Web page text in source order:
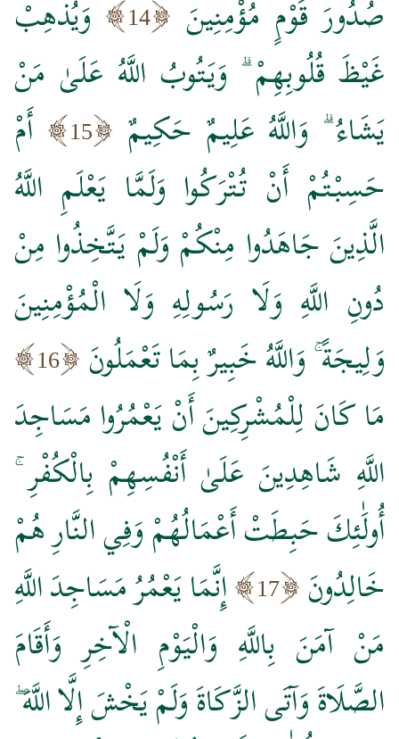
صُدُورَ قَوْمٍ مُؤْمِنِينَ 14
وَيُذْهِبْ
غَيْظَ قُلُوبِهِمْ ۗ وَيَتُوبُ اللَّهُ عَلَىٰ مَنْ
يَشَاءُ ۗ وَاللَّهُ عَلِيمٌ حَكِيمٌ
15
أَمْ
حَسِبْتُمْ أَنْ تُتْرَكُوا وَلَمَّا يَعْلَمِ اللَّهُ
الَّذِينَ جَاهَدُوا مِنْكُمْ وَلَمْ يَتَّخِذُوا مِنْ
دُونِ اللَّهِ وَلَا رَسُولِهِ وَلَا الْمُؤْمِنِينَ
وَلِيجَةً ۚ وَاللَّهُ خَبِيرٌ بِمَا تَعْمَلُونَ
16
مَا كَانَ لِلْمُشْرِكِينَ أَنْ يَعْمُرُوا مَسَاجِدَ
اللَّهِ شَاهِدِينَ عَلَىٰ أَنْفُسِهِمْ بِالْكُفْرِ ۚ
أُولَٰئِكَ حَبِطَتْ أَعْمَالُهُمْ وَفِي النَّارِ هُمْ
خَالِدُونَ
17
إِنَّمَا يَعْمُرُ مَسَاجِدَ اللَّهِ
مَنْ آمَنَ بِاللَّهِ وَالْيَوْمِ الْآخِرِ وَأَقَامَ
الصَّلَاةَ وَآتَى الزَّكَاةَ وَلَمْ يَخْشَ إِلَّا اللَّهَ ۖ